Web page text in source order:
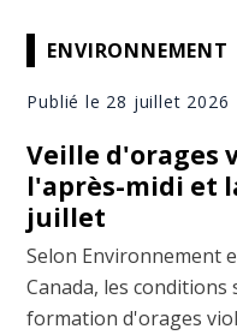
ENVIRONNEMENT
Publié le 28 juillet 2026
Veille d'orages
l'après-midi et
juillet
Selon Environnement
Canada, les
formation d'orages